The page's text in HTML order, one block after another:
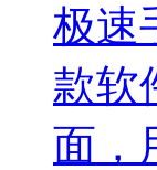
极速
款软
面，